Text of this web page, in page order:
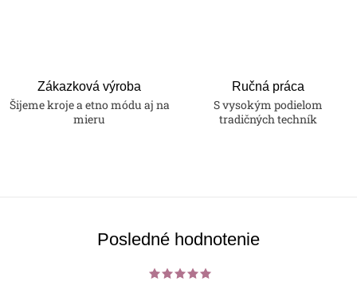
Zákazková výroba
Šijeme kroje a etno módu aj na
mieru
Ručná práca
S vysokým podielom
tradičných techník
Posledné hodnotenie